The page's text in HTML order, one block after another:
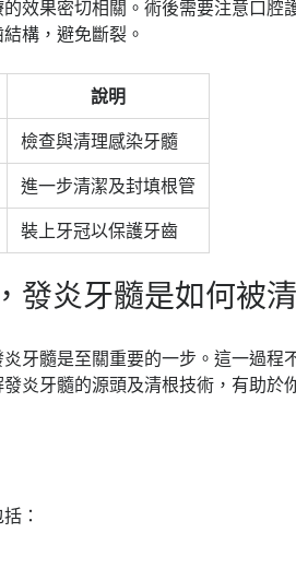
效果密切相關。術後需要注意口腔
構，避免斷裂。
說明
檢查與清理感染牙髓
進一步清潔及封填根管
裝上牙冠以保護牙齒
發炎牙髓是如何被
牙髓是至關重要的一步。這一過程
炎牙髓的源頭及清根技術，有助於
：